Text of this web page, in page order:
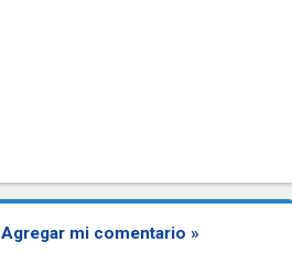
Agregar mi comentario »